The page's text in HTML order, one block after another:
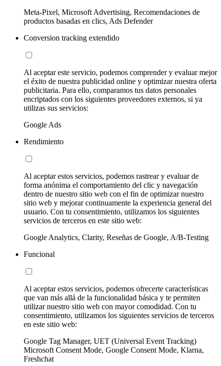
Meta-Pixel, Microsoft Advertising, Recomendaciones de
productos basadas en clics, Ads Defender
Conversion tracking extendido
Al aceptar este servicio, podemos comprender y evaluar mejor
el éxito de nuestra publicidad online y optimizar nuestra oferta
publicitaria. Para ello, comparamos tus datos personales
encriptados con los siguientes proveedores externos, si ya
utilizas sus servicios:
Google Ads
Rendimiento
Al aceptar estos servicios, podemos rastrear y evaluar de
forma anónima el comportamiento del clic y navegación
dentro de nuestro sitio web con el fin de optimizar nuestro
sitio web y mejorar continuamente la experiencia general del
usuario. Con tu consentimiento, utilizamos los siguientes
servicios de terceros en este sitio web:
Google Analytics, Clarity, Reseñas de Google, A/B-Testing
Funcional
Al aceptar estos servicios, podemos ofrecerte características
que van más allá de la funcionalidad básica y te permiten
utilizar nuestro sitio web con mayor comodidad. Con tu
consentimiento, utilizamos los siguientes servicios de terceros
en este sitio web:
Google Tag Manager, UET (Universal Event Tracking)
Microsoft Consent Mode, Google Consent Mode, Klarna,
Freshchat